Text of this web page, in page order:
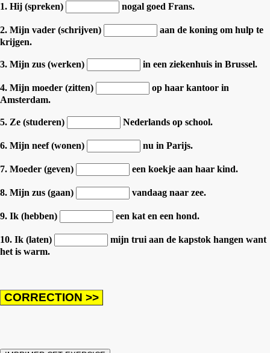
1. Hij (spreken) nogal goed Frans.
2. Mijn vader (schrijven)
aan de koning om hulp te
krijgen.
3. Mijn zus (werken) in een ziekenhuis in Brussel.
4. Mijn moeder (zitten)
op haar kantoor in
Amsterdam.
5. Ze (studeren) Nederlands op school.
6. Mijn neef (wonen) nu in Parijs.
7. Moeder (geven) een koekje aan haar kind.
8. Mijn zus (gaan) vandaag naar zee.
9. Ik (hebben) een kat en een hond.
10. Ik (laten)
mijn trui aan de kapstok hangen want
het is warm.